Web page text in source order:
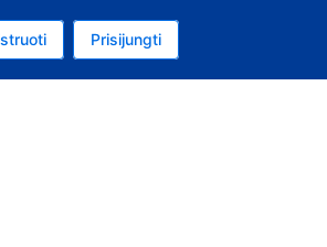
doleris
Prisijungti